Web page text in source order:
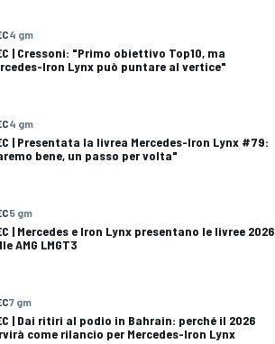
4 gm
| Cressoni: "Primo obiettivo Top10, ma
Iron Lynx può puntare al vertice"
4 gm
| Presentata la livrea Mercedes-Iron Lynx #79:
bene, un passo per volta"
5 gm
| Mercedes e Iron Lynx presentano le livree 2026
AMG LMGT3
7 gm
| Dai ritiri al podio in Bahrain: perché il 2026
come rilancio per Mercedes-Iron Lynx